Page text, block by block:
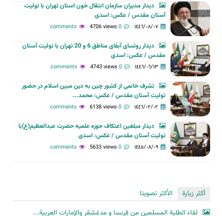
دیدار مدیران سازمان انتقال خون استان تهران با تولیت
آستان مقدس / عکس: اسدی
١٤٤٦/٠٨/٠٧ 0 comments
4706 views
دیدار روئسای آبفای مناطق 6 و 20 تهران با تولیت آستان
مقدس / عکس: اسدی
١٤٤٦/٠٦/١٣ 0 comments
4743 views
تشرف خانمی از کشور چین به دین مبین اسلام در حضور
تولیت آستان مقدس / عکس: محمد...
١٤٤٦/٠٢/٠٢ 0 comments
6138 views
دیدار مبلغین اعتکاف حوزه علمیه حضرت عبدالعظیم(ع)با
تولیت آستان مقدس / عکس: اسدی
١٤٤٥/٠٨/٠٩ 0 comments
5633 views
أكثر زيارة
الأكثر تصويتا
لقاء الطلبة المسلمين من فرنسا و مدغشقر والإمارات العربية...